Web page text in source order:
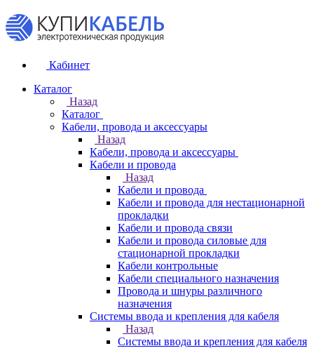
Кабинет
Каталог
Назад
Каталог
Кабели, провода и аксессуары
Назад
Кабели, провода и аксессуары
Кабели и провода
Назад
Кабели и провода
Кабели и провода для нестационарной
прокладки
Кабели и провода связи
Кабели и провода силовые для
стационарной прокладки
Кабели контрольные
Кабели специального назначения
Провода и шнуры различного
назначения
Системы ввода и крепления для кабеля
Назад
Системы ввода и крепления для кабеля